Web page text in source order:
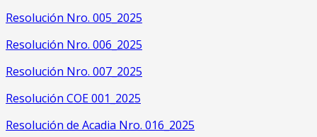
Resolución Nro. 005_2025
Resolución Nro. 006_2025
Resolución Nro. 007_2025
Resolución COE 001_2025
Resolución de Acadia Nro. 016_2025